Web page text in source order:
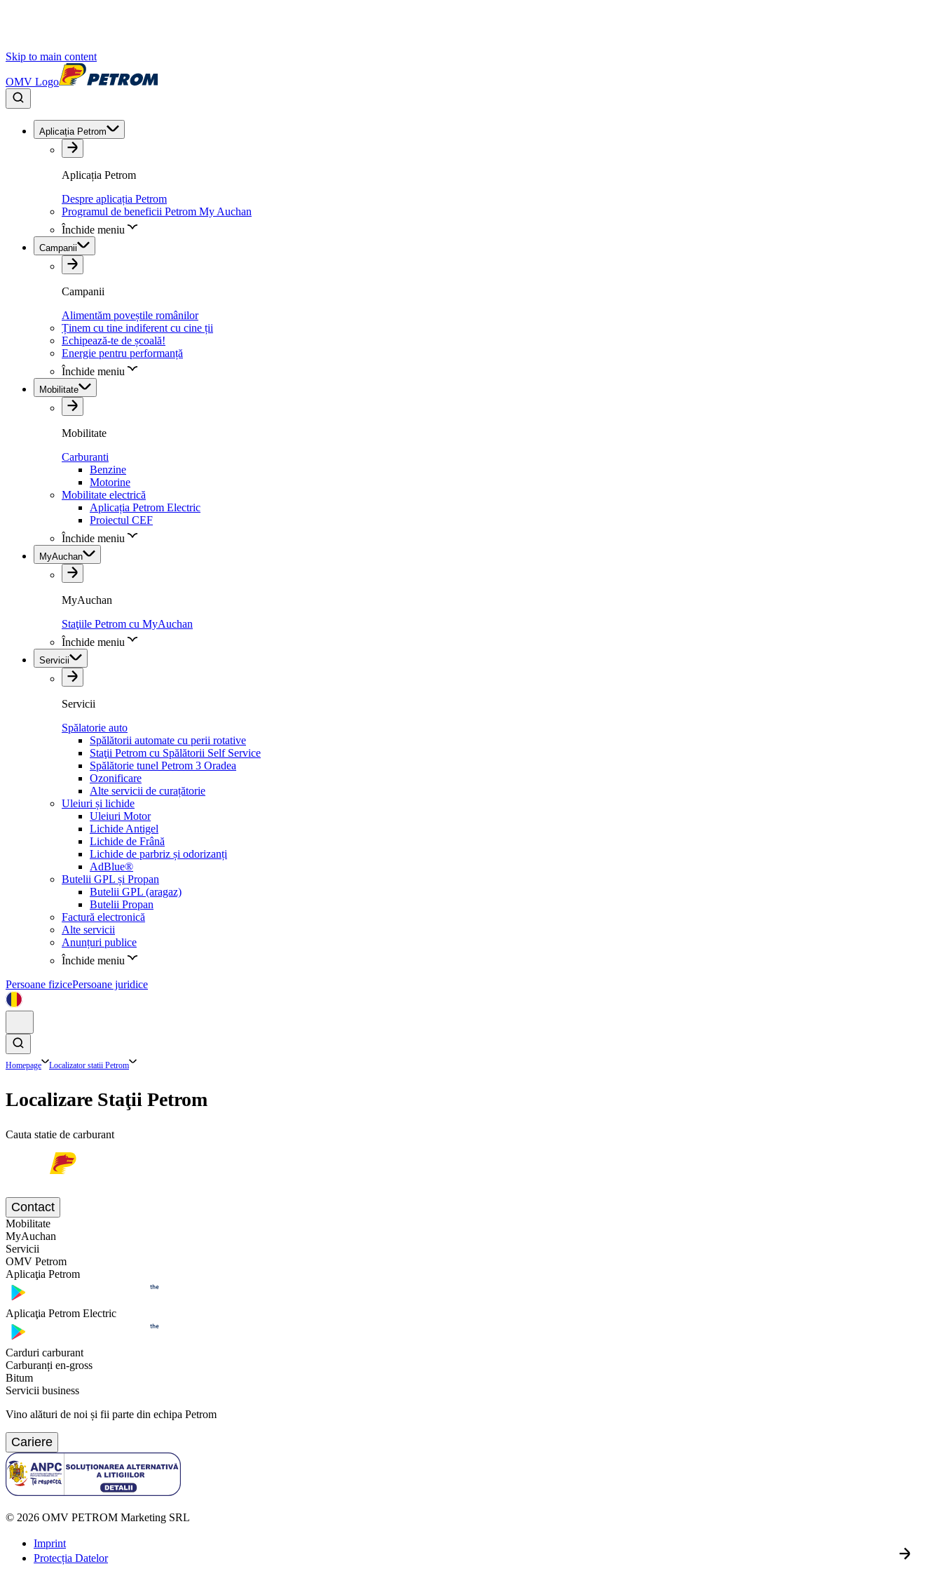
Skip to main content
OMV Logo
Aplicația Petrom
Aplicația Petrom
Despre aplicația Petrom
Programul de beneficii Petrom My Auchan
Închide meniu
Campanii
Campanii
Alimentăm poveștile românilor
Ținem cu tine indiferent cu cine ții
Echipează-te de școală!
Energie pentru performanță
Închide meniu
Mobilitate
Mobilitate
Carburanti
Benzine
Motorine
Mobilitate electrică
Aplicația Petrom Electric
Proiectul CEF
Închide meniu
MyAuchan
MyAuchan
Staţiile Petrom cu MyAuchan
Închide meniu
Servicii
Servicii
Spălatorie auto
Spălătorii automate cu perii rotative
Staţii Petrom cu Spălătorii Self Service
Spălătorie tunel Petrom 3 Oradea
Ozonificare
Alte servicii de curațătorie
Uleiuri și lichide
Uleiuri Motor
Lichide Antigel
Lichide de Frână
Lichide de parbriz și odorizanți
AdBlue®
Butelii GPL și Propan
Butelii GPL (aragaz)
Butelii Propan
Factură electronică
Alte servicii
Anunțuri publice
Închide meniu
Persoane fizicePersoane juridice
Homepage Localizator statii Petrom
Localizare Staţii Petrom
Cauta statie de carburant
Contact
Mobilitate
MyAuchan
Servicii
OMV Petrom
Aplicaţia Petrom
Aplicaţia Petrom Electric
Carduri carburant
Carburanți en-gross
Bitum
Servicii business
Vino alături de noi și fii parte din echipa Petrom
Cariere
© 2026 OMV PETROM Marketing SRL
Imprint
Protecția Datelor